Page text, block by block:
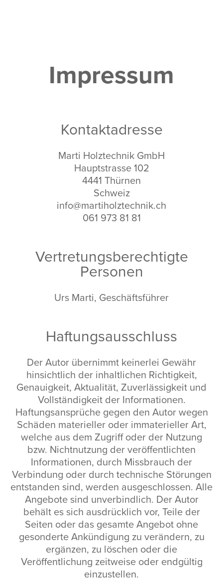
Impressum
Kontaktadresse
Marti Holztechnik GmbH
Hauptstrasse 102
4441 Thürnen
Schweiz
info@martiholztechnik.ch
061 973 81 81
Vertretungsberechtigte
Personen
Urs Marti, Geschäftsführer
Haftungsausschluss
Der Autor übernimmt keinerlei Gewähr
hinsichtlich der inhaltlichen Richtigkeit,
Genauigkeit, Aktualität, Zuverlässigkeit und
Vollständigkeit der Informationen.
Haftungsansprüche gegen den Autor wegen
Schäden materieller oder immaterieller Art,
welche aus dem Zugriff oder der Nutzung
bzw. Nichtnutzung der veröffentlichten
Informationen, durch Missbrauch der
Verbindung oder durch technische Störungen
entstanden sind, werden ausgeschlossen. Alle
Angebote sind unverbindlich. Der Autor
behält es sich ausdrücklich vor, Teile der
Seiten oder das gesamte Angebot ohne
gesonderte Ankündigung zu verändern, zu
ergänzen, zu löschen oder die
Veröffentlichung zeitweise oder endgültig
einzustellen.